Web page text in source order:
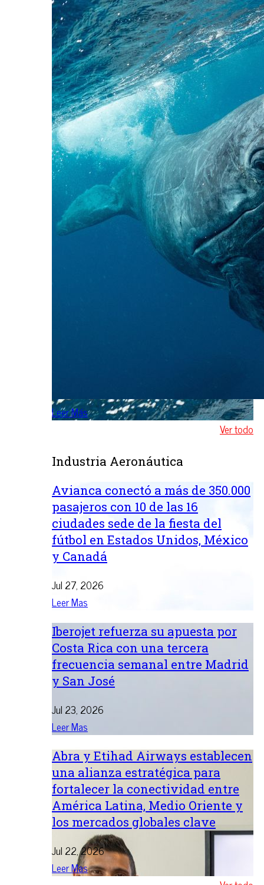
Leer Más
Ver todo
Industria Aeronáutica
Avianca conectó a más de 350.000
pasajeros con 10 de las 16
ciudades sede de la fiesta del
fútbol en Estados Unidos, México
y Canadá
Jul 27, 2026
Leer Mas
Iberojet refuerza su apuesta por
Costa Rica con una tercera
frecuencia semanal entre Madrid
y San José
Jul 23, 2026
Leer Mas
Abra y Etihad Airways establecen
una alianza estratégica para
fortalecer la conectividad entre
América Latina, Medio Oriente y
los mercados globales clave
Jul 22, 2026
Leer Mas